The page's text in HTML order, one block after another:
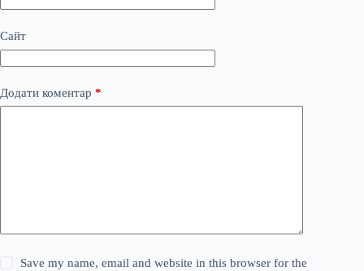
Сайт
Додати коментар *
Save my name, email and website in this browser for the